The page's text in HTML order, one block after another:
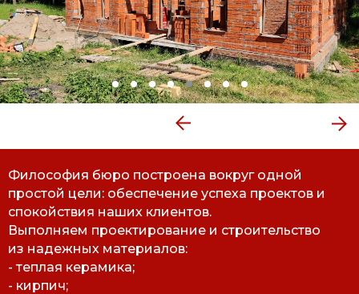
Философия бюро построена вокруг одной
простой цели: обеспечение успеха проектов и
спокойствия наших клиентов.
Выполняем проектирование и строительство
из надежных материалов:
- теплая керамика;
- кирпич;